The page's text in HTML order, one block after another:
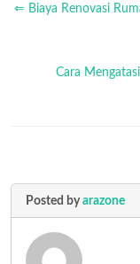
⇐ Biaya Renovasi
Cara
Posted byarazone